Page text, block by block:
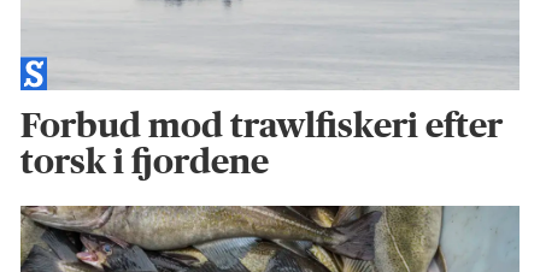
Forbud mod trawlfiskeri efter
torsk i fjordene